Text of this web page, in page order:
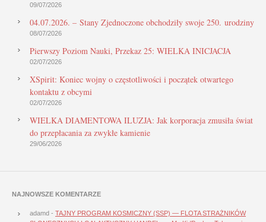
09/07/2026
04.07.2026. – Stany Zjednoczone obchodziły swoje 250. urodziny
08/07/2026
Pierwszy Poziom Nauki, Przekaz 25: WIELKA INICJACJA
02/07/2026
XSpirit: Koniec wojny o częstotliwości i początek otwartego
kontaktu z obcymi
02/07/2026
WIELKA DIAMENTOWA ILUZJA: Jak korporacja zmusiła świat
do przepłacania za zwykłe kamienie
29/06/2026
NAJNOWSZE KOMENTARZE
adamd - TAJNY PROGRAM KOSMICZNY (SSP) — FLOTA STRAŻNIKÓW